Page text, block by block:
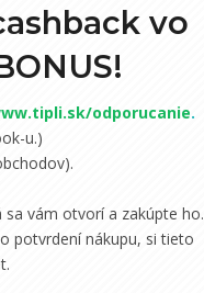
vo
odporucanie.
u.)
vám otvorí a zakúpte ho.
potvrdení nákupu, si tieto